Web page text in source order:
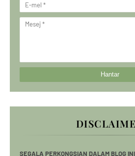
SEGALA PERKONGSIAN DALAM BLOG